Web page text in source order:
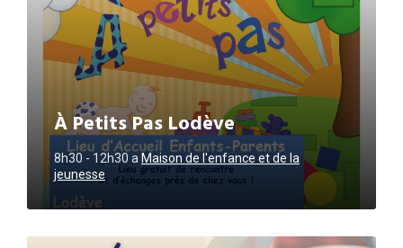
À Petits Pas Lodève
8h30 - 12h30 a Maison de l'enfance et de la
jeunesse